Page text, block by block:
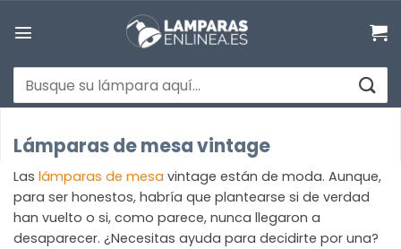
Buscar
por:
Lámparas de mesa vintage
Las lámparas de mesa vintage están de moda. Aunque,
para ser honestos, habría que plantearse si de verdad
han vuelto o si, como parece, nunca llegaron a
desaparecer. ¿Necesitas ayuda para decidirte por una?